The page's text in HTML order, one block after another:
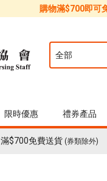
購物滿$700即可
限時優惠 禮券產品
滿$700免費送貨 (券類除外)